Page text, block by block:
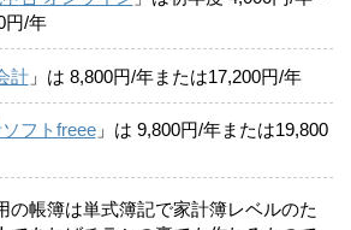
円/年
計」は 8,800円/年または17,200円/年
フトfreee」は 9,800円/年または19,800
の帳簿は単式簿記で家計簿レベルのた